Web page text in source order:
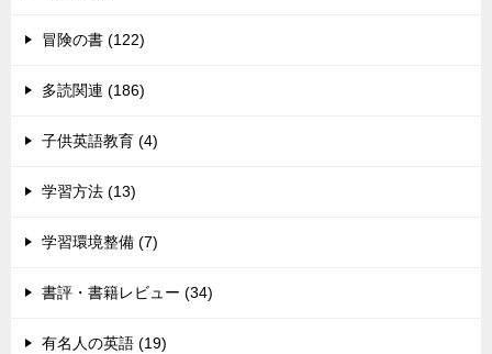
冒険の書 (122)
多読関連 (186)
子供英語教育 (4)
学習方法 (13)
学習環境整備 (7)
書評・書籍レビュー (34)
有名人の英語 (19)